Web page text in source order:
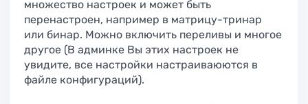
множество настроек и может быть
перенастроен, например в матрицу-тринар
или бинар. Можно включить переливы и многое
другое (В админке Вы этих настроек не
увидите, все настройки настраиваюются в
файле конфигураций).